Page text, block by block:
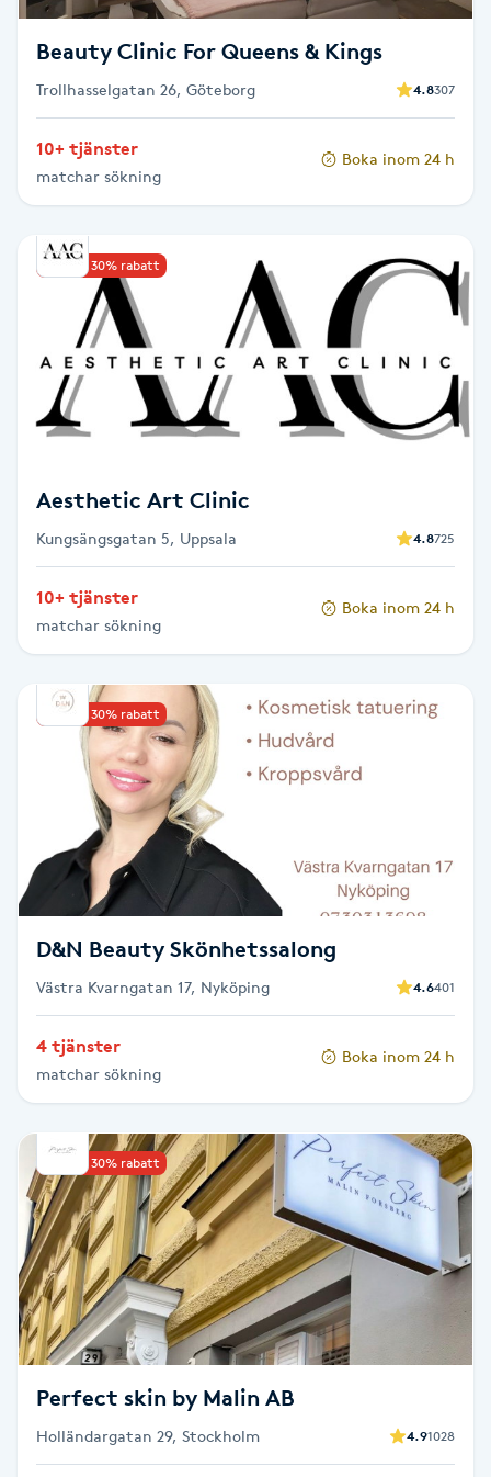
Nagelförlängning gelé
Nagelförlängning silke
Nagelförstärkning
Nagelklippning
Nagelsvamp
Nageltrång
Naglar borttagning
Naglar reparation
Navelpiercing
NBE-massage
Ny frisyr
O
Olaplex
Olaplexbehandling
Ombre
Ombre naglar
Optiker
Ortobionomi
Ortopedi
Osteopati
Beauty Clinic For Queens & Kings
Trollhasselgatan 26, Göteborg 4.8307
10+ tjänster
matchar sökning
Boka inom 24 h
Upp till 30% rabatt
Aesthetic Art Clinic
Kungsängsgatan 5, Uppsala 4.8725
10+ tjänster
matchar sökning
Boka inom 24 h
Upp till 30% rabatt
D&N Beauty Skönhetssalong
Västra Kvarngatan 17, Nyköping 4.6401
4 tjänster
matchar sökning
Boka inom 24 h
Upp till 30% rabatt
Perfect skin by Malin AB
Holländargatan 29, Stockholm 4.91028